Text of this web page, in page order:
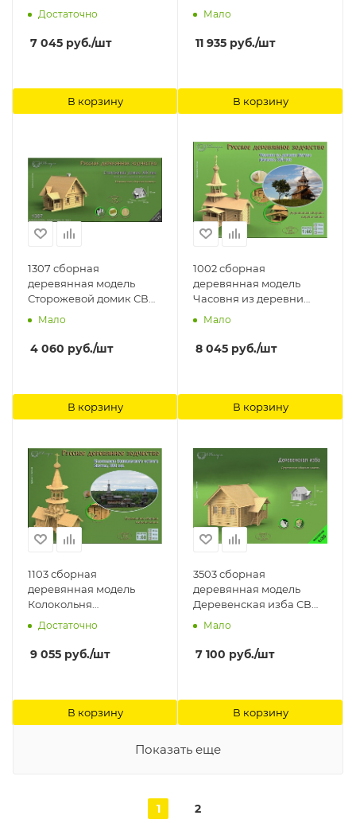
Модель
Достаточно
7 045 руб./шт
В корзину
Мало
11 935 руб./шт
В корзину
1307 сборная
деревянная модель
Сторожевой домик СВ
Модель
Мало
4 060 руб./шт
В корзину
1002 сборная
деревянная модель
Часовня из деревни
Вигово СВ Модель
Мало
8 045 руб./шт
В корзину
1103 сборная
деревянная модель
Колокольня
Зашиверского острога
СВ Модель
Достаточно
9 055 руб./шт
В корзину
3503 сборная
деревянная модель
Деревенская изба СВ
Модель
Мало
7 100 руб./шт
В корзину
Показать еще
1 2